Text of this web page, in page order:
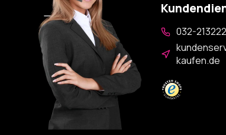
032-
kaufen.de